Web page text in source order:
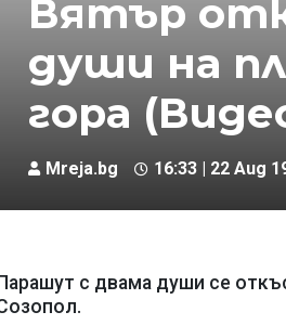
Вятър
души на
гора
Mreja.bg 16:33 | 22 Aug
Парашут с двама души се